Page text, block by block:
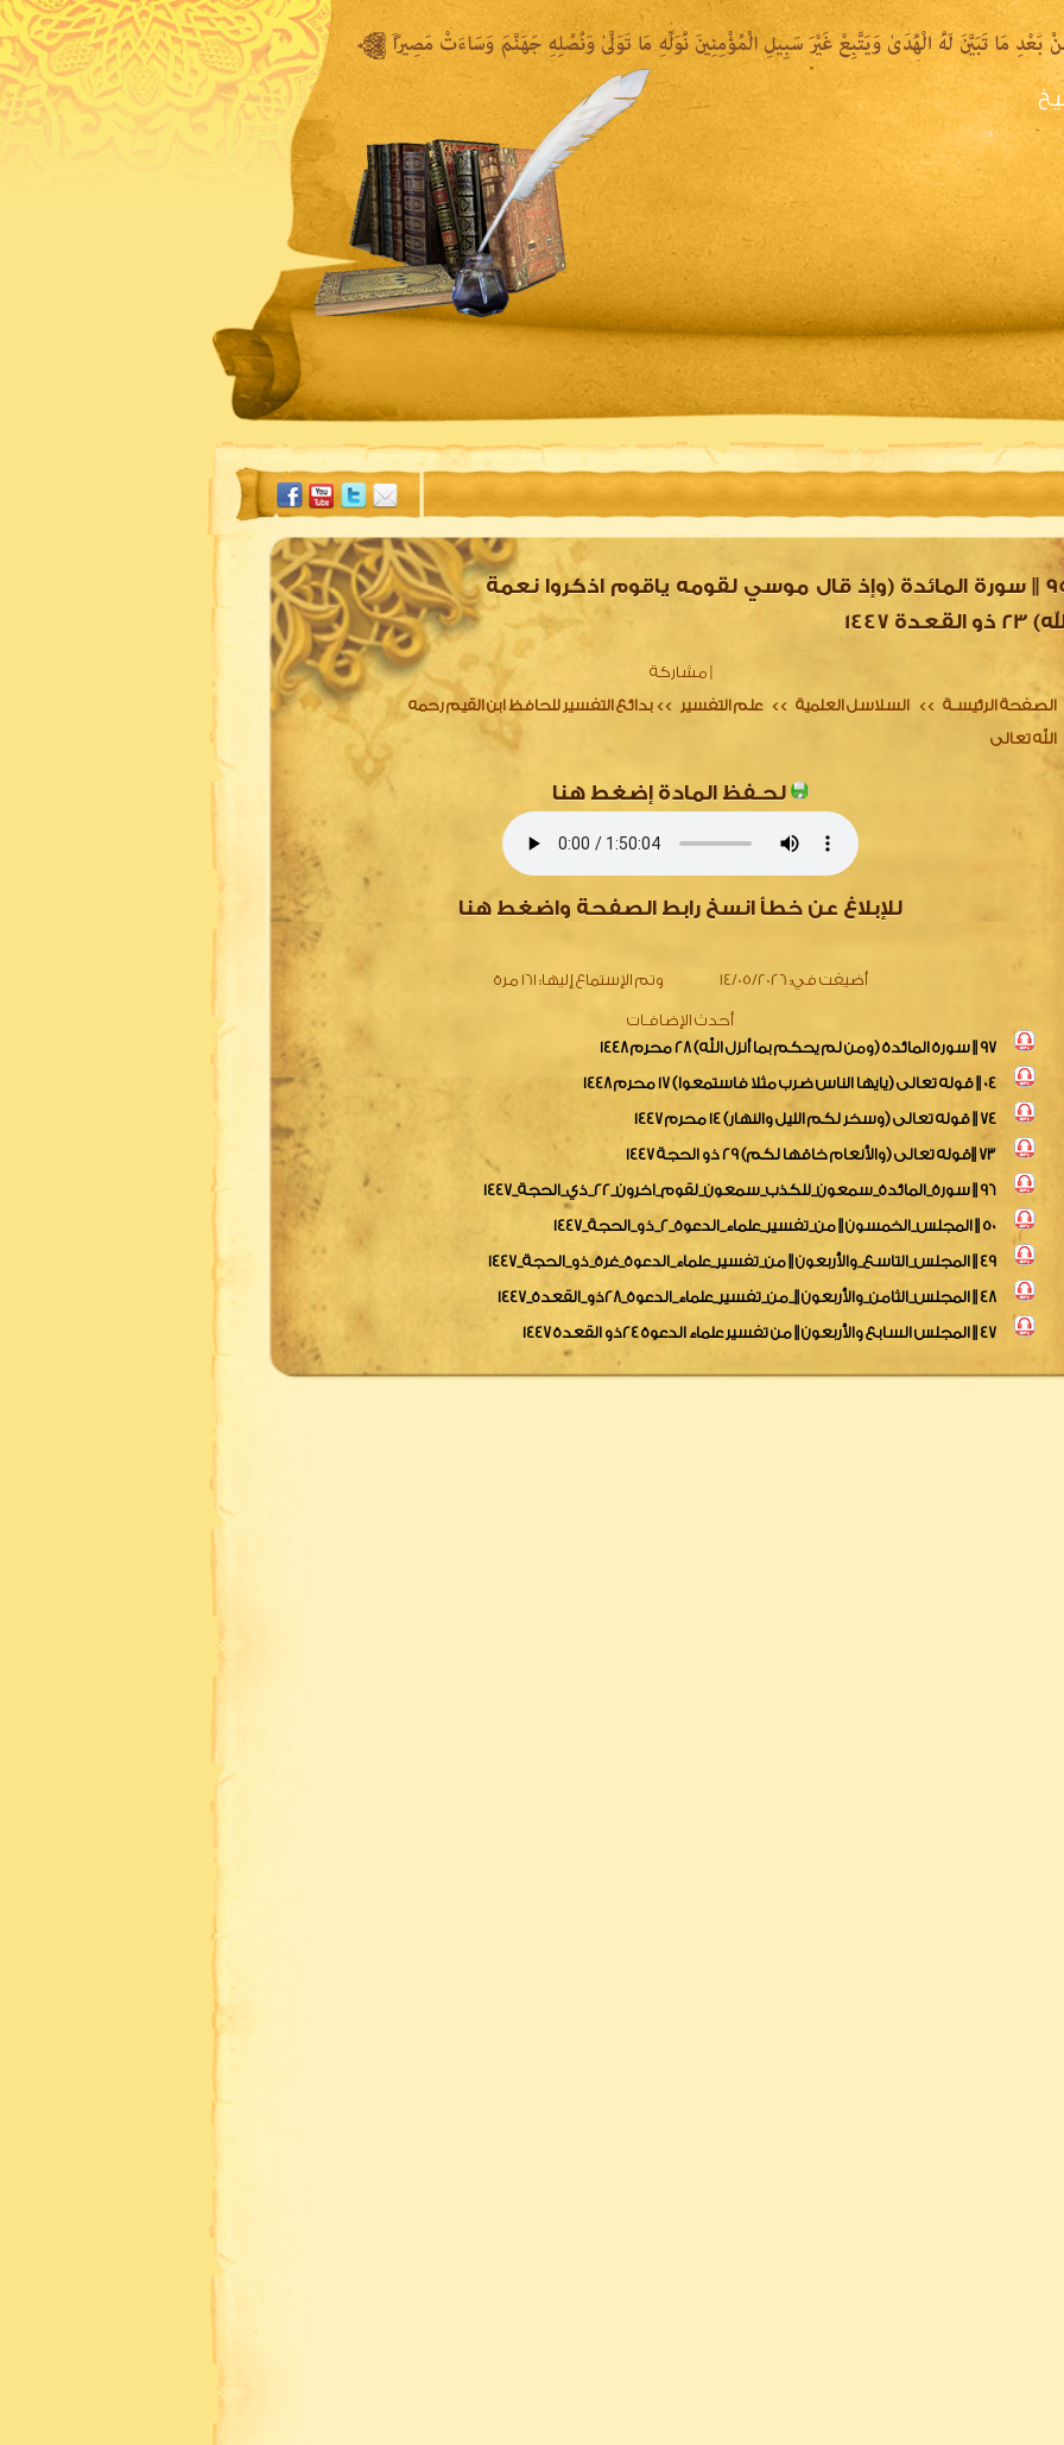
الشيخ المكتبة المقروءة المكتبة الصوتية المكتبة المرئية
95 || سورة المائدة (وإذ قال موسي لقومه ياقوم اذكروا نعمة
ذو القعدة 1447
مشاركة
الصفحة الرئيسـة >> السلاسل العلمية >> علم التفسير >> بدائع التفسير للحافظ ابن القيم رحمه
الله تعالى
لحـفظ المادة إضغط هنا
للإبلاغ عن خطأ انسخ رابط الصفحة واضغط هنا
أضيفت في: 14/05/2026 وتم الإستماع إليها: 161 مرة
أحدث الإضافـات
97 || سورة المائدة (ومن لم يحكم بما أنزل الله) 28 محرم 1448
04 || قوله تعالى (يايها الناس ضرب مثلا فاستمعوا) 17 محرم 1448
74 || قوله تعالى (وسخر لكم الليل والنهار) 14 محرم 1447
73 ||قوله تعالى (والأنعام خاقها لكم) 29 ذو الحجة 1447
96 || سورة_المائدة_سمعون_للكذب_سمعون_لقوم_اخرون_22_ذي_الحجة_1447
50 || المجلس_الخمسون || من_تفسير_علماء_الدعوة_2_ذو_الحجة_1447
49 || المجلس_التاسع_والأربعون || من_تفسير_علماء_الدعوة_غرة_ذو_الحجة_1447
48 || المجلس_الثامن_والأربعون ||_من_تفسير_علماء_الدعوة_28ذو_القعدة_1447
47 || المجلس السابع والأربعون || من تفسير علماء الدعوة 24ذو القعدة 1447